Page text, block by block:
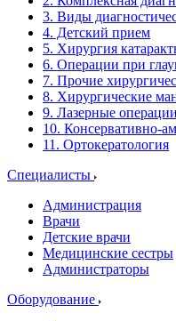
3. Виды
4. Детский прием
5. Хирургия
6. Операции при
7. Прочие
8. Хирургические
9. Лазерные
10. Консервативно-
11. Ортокератология
Специалисты
Администрация
Врачи
Детские врачи
Медицинские сестры
Администраторы
Оборудование